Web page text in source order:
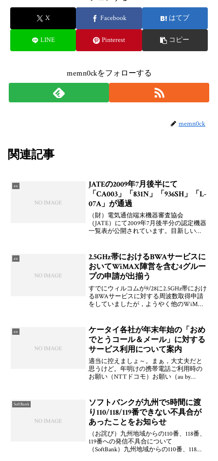
X Facebook はてブ
LINE Pinterest コピー
memn0ckをフォローする
memn0ck
関連記事
au
JATEの2009年7月後半にて
「CA003」「831N」「936SH」「L-
07A」が通過
（財）電気通信端末機器審査協会
（JATE）にて2009年7月後半分の認定機器
一覧表が公開されています。目新しいと
「L-07A」が認定されています。他に
au
2.5GHz帯におけるBWAサービスに
おいてWiMAX陣営を含む4グルー
プの申請が出揃う
すでにウィルコムが9/28に2.5GHz帯におけ
るBWAサービスに対する周波数取得申請
をしていましたが，ようやく他のWiMAX
ソフトバンク＆イー・アクセス連合（Op
au
ケータイ各社が年末年始の「おめ
でとうコール＆メール」に対する
サービス利用について案内
適当に控えましょ～。まぁ，大丈夫だと
思うけど。年明けの携帯電話ご利用時の
お願い（NTTドコモ）お願い（au by
利用について（WILLCOM）
SoftBank
ソフトバンクが九州で5時間に渡
り110/118/119番できない不具合が
あったことをお知らせ
（お詫び）九州地域からの110番、118番、
119番への発信不具合について
（SoftBank）九州地域からの110番、118